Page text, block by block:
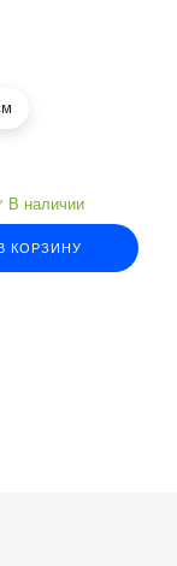
В наличии
КОРЗИНУ